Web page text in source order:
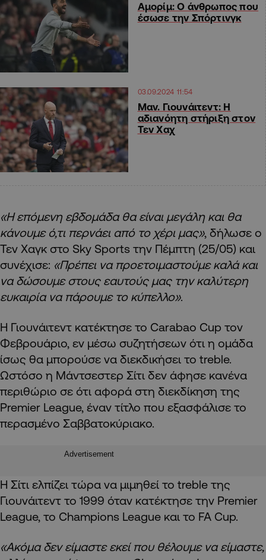
Αμορίμ: Ο άνθρωπος που
έσωσε την Σπόρτινγκ
03.09.2024 11:54
Μαν. Γιουνάιτεντ: Η
αδιανόητη στήριξη στον
Τεν Χαχ
«Η επόμενη εβδομάδα θα είναι μεγάλη και θα
κάνουμε ό,τι περνάει από το χέρι μας», δήλωσε ο
Τεν Χαγκ στο Sky Sports την Πέμπτη (25/05) και
συνέχισε: «Πρέπει να προετοιμαστούμε καλά και
να δώσουμε στους εαυτούς μας την καλύτερη
ευκαιρία να πάρουμε το κύπελλο».
Η Γιουνάιτεντ κατέκτησε το Carabao Cup τον
Φεβρουάριο, εν μέσω συζητήσεων ότι η ομάδα
ίσως θα μπορούσε να διεκδικήσει το treble.
Ωστόσο η Μάντσεστερ Σίτι δεν άφησε κανένα
περιθώριο σε ότι αφορά στη διεκδίκηση της
Premier League, έναν τίτλο που εξασφάλισε το
περασμένο Σαββατοκύριακο.
Advertisement
Η Σίτι ελπίζει τώρα να μιμηθεί το treble της
Γιουνάιτεντ το 1999 όταν κατέκτησε την Premier
League, το Champions League και το FA Cup.
«Ακόμα δεν είμαστε εκεί που θέλουμε να είμαστε,